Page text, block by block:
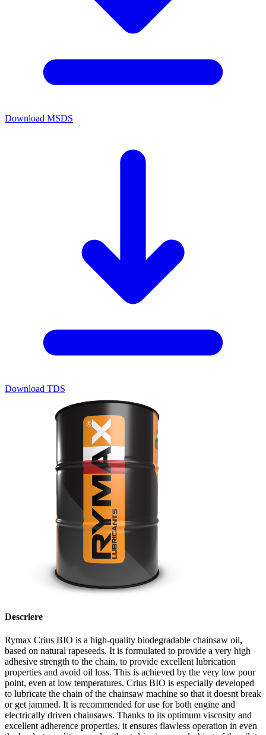
Download MSDS
Download TDS
Descriere
Rymax Crius BIO is a high-quality biodegradable chainsaw oil,
based on natural rapeseeds. It is formulated to provide a very high
adhesive strength to the chain, to provide excellent lubrication
properties and avoid oil loss. This is achieved by the very low pour
point, even at low temperatures. Crius BIO is especially developed
to lubricate the chain of the chainsaw machine so that it doesnt break
or get jammed. It is recommended for use for both engine and
electrically driven chainsaws. Thanks to its optimum viscosity and
excellent adherence properties, it ensures flawless operation in even